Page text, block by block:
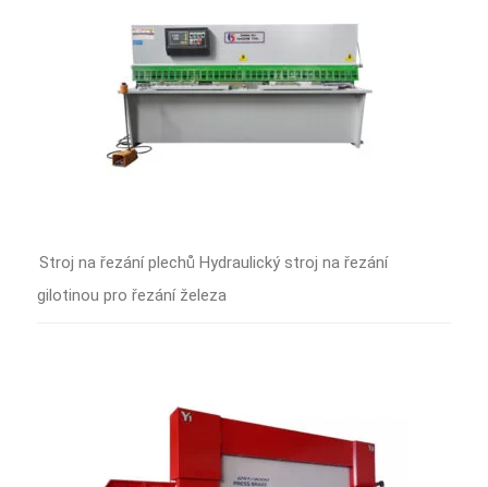
Stroj na řezání plechů Hydraulický stroj na řezání
gilotinou pro řezání železa